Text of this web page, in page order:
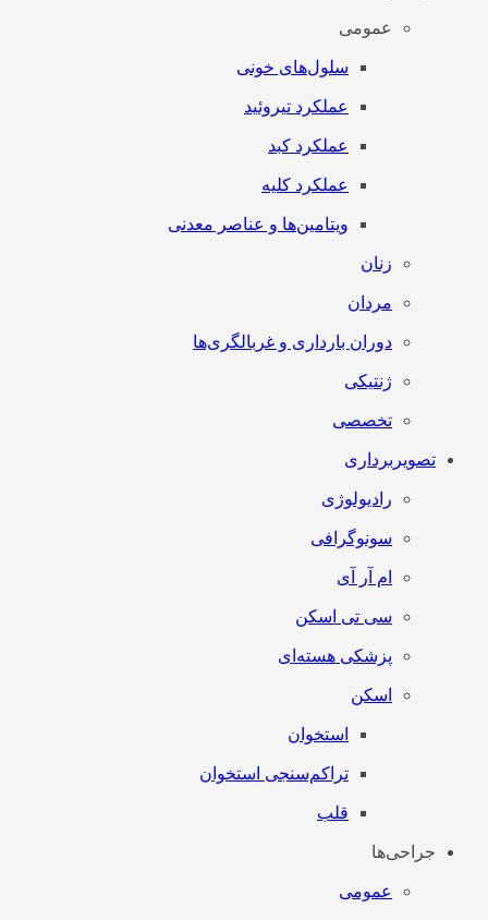
عمومی
سلول‌های خونی
عملکرد تیروئید
عملکرد کبد
عملکرد کلیه
ویتامین‌ها و عناصر معدنی
زنان
مردان
دوران بارداری و غربالگری‌ها
ژنتیکی
تخصصی
تصویربرداری
رادیولوژی
سونوگرافی
ام آر آی
سی تی اسکن
پزشکی هسته‌ای
اسکن
استخوان
تراکم‌سنجی استخوان
قلب
جراحی‌ها
عمومی